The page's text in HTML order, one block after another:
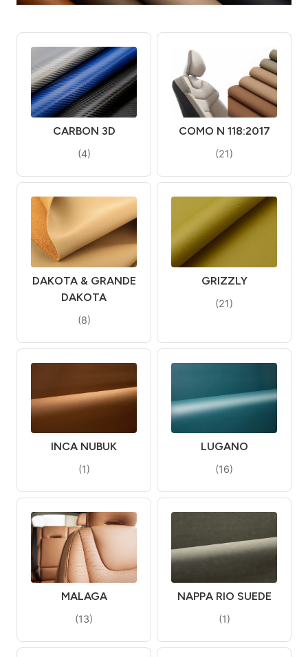
CARBON 3D
(4)
COMO N 118:2017
(21)
DAKOTA & GRANDE
DAKOTA
(8)
GRIZZLY
(21)
INCA NUBUK
(1)
LUGANO
(16)
MALAGA
(13)
NAPPA RIO SUEDE
(1)